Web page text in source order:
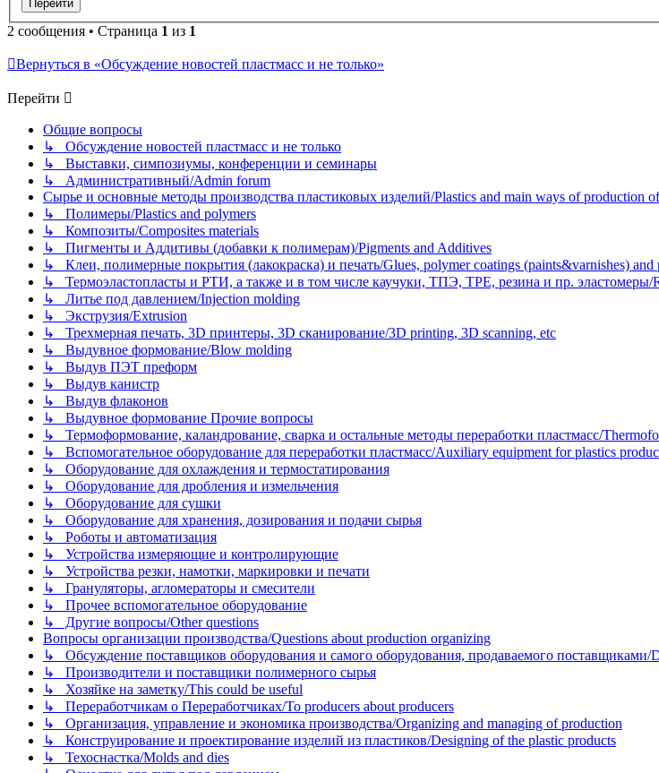
2 сообщения • Страница 1 из 1
Вернуться в «Обсуждение новостей пластмасс и не только»
Перейти
Общие вопросы
↳ Обсуждение новостей пластмасс и не только
↳ Выставки, симпозиумы, конференции и семинары
↳ Административный/Admin forum
Сырье и основные методы производства пластиковых изделий/Plastics and main ways of production
↳ Полимеры/Plastics and polymers
↳ Композиты/Сomposites materials
↳ Пигменты и Аддитивы (добавки к полимерам)/Pigments and Additives
↳ Клеи, полимерные покрытия (лакокраска) и печать/Glues, polymer coatings (paints&varnishes) and
↳ Термоэластопласты и РТИ, а также и в том числе каучуки, ТПЭ, TPE, резина и пр. эластомеры/
↳ Литье под давлением/Injection molding
↳ Экструзия/Extrusion
↳ Трехмерная печать, 3D принтеры, 3D сканирование/3D printing, 3D scanning, etc
↳ Выдувное формование/Blow molding
↳ Выдув ПЭТ преформ
↳ Выдув канистр
↳ Выдув флаконов
↳ Выдувное формование Прочие вопросы
↳ Термоформование, каландрование, сварка и остальные методы переработки пластмасс/
↳ Вспомогательное оборудование для переработки пластмасс/Auxiliary equipment for plastics
↳ Оборудование для охлаждения и термостатирования
↳ Оборудование для дробления и измельчения
↳ Оборудование для сушки
↳ Оборудование для хранения, дозирования и подачи сырья
↳ Роботы и автоматизация
↳ Устройства измеряющие и контролирующие
↳ Устройства резки, намотки, маркировки и печати
↳ Грануляторы, агломераторы и смесители
↳ Прочее вспомогательное оборудование
↳ Другие вопросы/Other questions
Вопросы организации производства/Questions about production organizing
↳ Обсуждение поставщиков оборудования и самого оборудования, продаваемого поставщиками/
↳ Производители и поставщики полимерного сырья
↳ Хозяйке на заметку/This could be useful
↳ Переработчикам о Переработчиках/To producers about producers
↳ Организация, управление и экономика производства/Organizing and managing of production
↳ Конструирование и проектирование изделий из пластиков/Designing of the plastic products
↳ Техоснастка/Molds and dies